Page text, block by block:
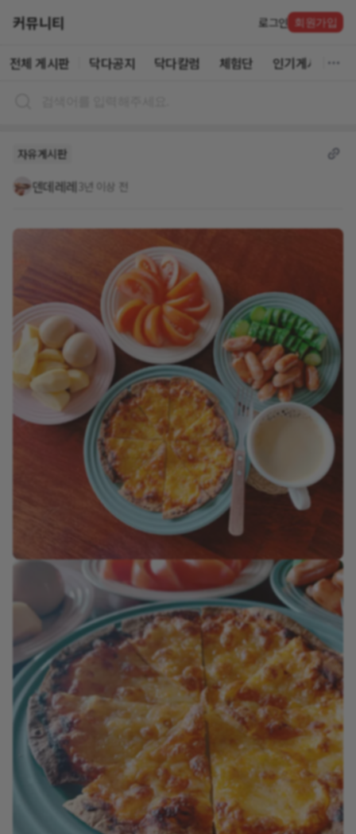
커뮤니티 로그인 회원가입
전체 게시판 닥다공지 닥다칼럼 체험단 인기게시글
자유게시판
덴데레레 3년 이상 전